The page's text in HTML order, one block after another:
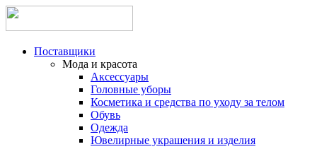
Поставщики
Мода и красота
Аксессуары
Головные уборы
Косметика и средства по уходу за телом
Обувь
Одежда
Ювелирные украшения и изделия